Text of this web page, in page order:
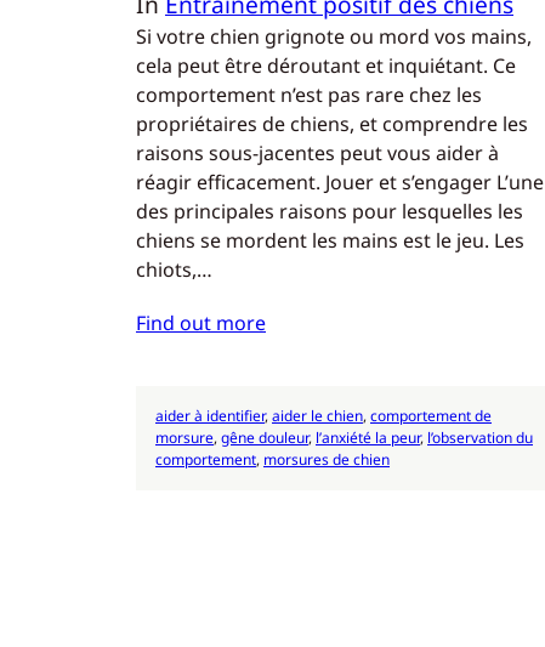
Si votre chien grignote ou mord vos mains,
cela peut être déroutant et inquiétant. Ce
comportement n’est pas rare chez les
propriétaires de chiens, et comprendre les
raisons sous-jacentes peut vous aider à
réagir efficacement. Jouer et s’engager L’une
des principales raisons pour lesquelles les
chiens se mordent les mains est le jeu. Les
chiots,…
Find out more
aider à identifier, aider le chien, comportement de
morsure, gêne douleur, l’anxiété la peur, l’observation du
comportement, morsures de chien